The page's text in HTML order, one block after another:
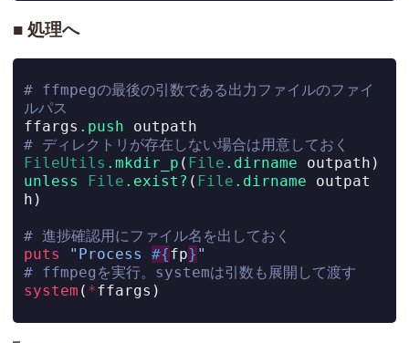
処理へ
# ffmpegの最後の引数である出力ファイルのファイ
ルパス
ffargs .push outpath
# ディレクトリが存在しない場合は用意しておく
FileUtils .mkdir_p ( File .dirname
unless
File .exist? ( File .dirname outpat
h)
# 進捗確認用にファイル名を出しておく
puts
"Process #{fp} "
# ffmpegを実行。systemは引数も展開して渡す
system ( *ffargs)